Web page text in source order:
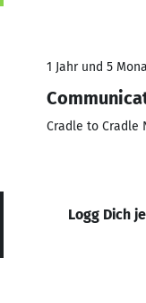
1 Jahr und 5
Cradle to Cradle
Logg Dich